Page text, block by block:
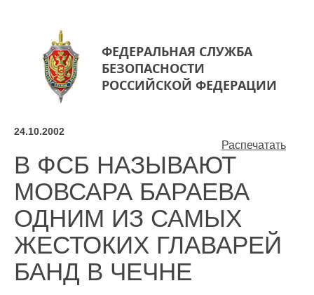
ФЕДЕРАЛЬНАЯ СЛУЖБА
БЕЗОПАСНОСТИ
РОССИЙСКОЙ ФЕДЕРАЦИИ
Распечатать
24.10.2002
В ФСБ НАЗЫВАЮТ
МОВСАРА БАРАЕВА
ОДНИМ ИЗ САМЫХ
ЖЕСТОКИХ ГЛАВАРЕЙ
БАНД В ЧЕЧНЕ